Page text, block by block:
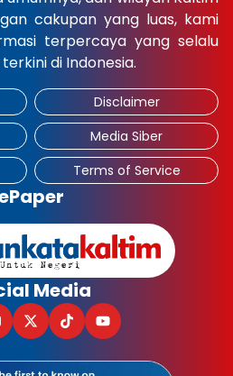
cakupan yang luas, kami
terpercaya yang selalu
di Indonesia.
Disclaimer
Media Siber
Terms of Service
Media